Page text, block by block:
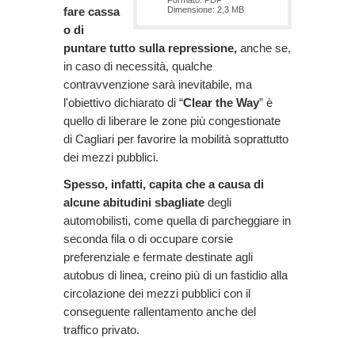
Dimensione: 2,3 MB
fare cassa
o di
puntare tutto sulla repressione, anche se,
in caso di necessità, qualche
contravvenzione sarà inevitabile, ma
l'obiettivo dichiarato di “Clear the Way” è
quello di liberare le zone più congestionate
di Cagliari per favorire la mobilità soprattutto
dei mezzi pubblici.
Spesso, infatti, capita che a causa di
alcune abitudini sbagliate degli
automobilisti, come quella di parcheggiare in
seconda fila o di occupare corsie
preferenziale e fermate destinate agli
autobus di linea, creino più di un fastidio alla
circolazione dei mezzi pubblici con il
conseguente rallentamento anche del
traffico privato.